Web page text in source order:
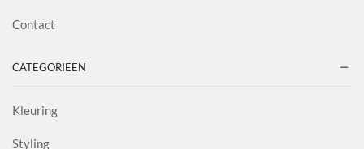
Contact
CATEGORIEËN
Kleuring
Styling